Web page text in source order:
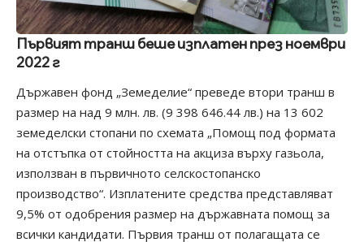
Първият транш беше изплатен през ноември
2022 г
Държавен фонд „Земеделие“ преведе втори транш в
размер на над 9 млн. лв. (9 398 646.44 лв.) на 13 602
земеделски стопани по схемата „Помощ под формата
на отстъпка от стойността на акциза върху газьола,
използван в първичното селскостопанско
производство“. Изплатените средства представляват
9,5% от одобрения размер на държавната помощ за
всички кандидати. Първия транш от полагащата се